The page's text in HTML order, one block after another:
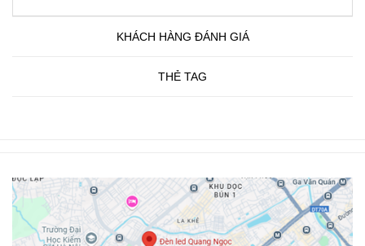
KHÁCH HÀNG ĐÁNH GIÁ
THẺ TAG